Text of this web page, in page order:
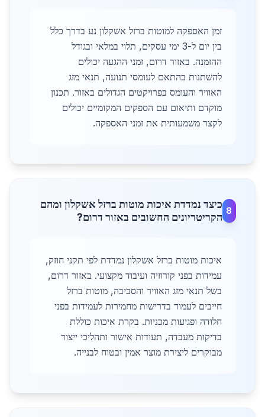
זמן האספקה למוטות ברזל אשקלון נע בדרך כלל
בין יום ל-3 ימי עסקים, תלוי במלאי ובגודל
ההזמנה. באזור דרום, זמני ההגעה יכולים
להשתנות בהתאם לעומסי תנועה, תנאי מזג
האוויר והעומס בפרויקטים הגדולים באזור. תכנון
מוקדם ותיאום עם הספקים המקומיים יכולים
לקצר משמעותית את זמני האספקה.
8
כיצד נמדדת איכות מוטות ברזל אשקלון ומהם
הקריטריונים החשובים באזור דרום?
איכות מוטות ברזל אשקלון נמדדת לפי תקני חוזק,
עמידות בפני קורוזיה ועיבוד מקצועי. באזור דרום,
בשל תנאי מזג האוויר והסביבה, מוטות ברזל
חייבים לעמוד בדרישות מחמירות לעמידות בפני
חלודה ופגיעות מכניות. בקרת איכות כוללת
בדיקות מעבדה, תעודות אישור ותהליכי ייצור
מבוקרים ליצירת מוצר אמין ובטוח לבנייה.